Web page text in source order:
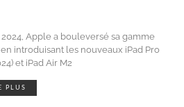
Apple a bouleversé sa gamme
en introduisant les nouveaux iPad Pro
et iPad Air M2
PLUS